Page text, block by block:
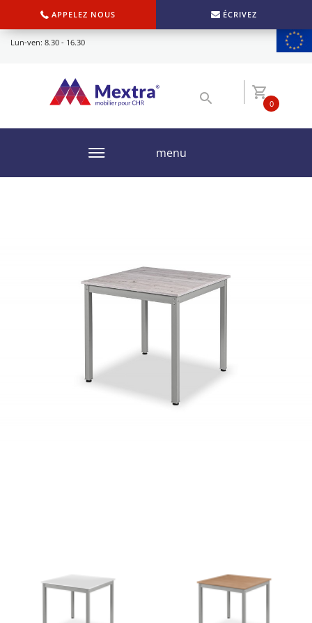
APPELEZ NOUS ÉCRIVEZ
Lun-ven: 8.30 - 16.30
0
menu